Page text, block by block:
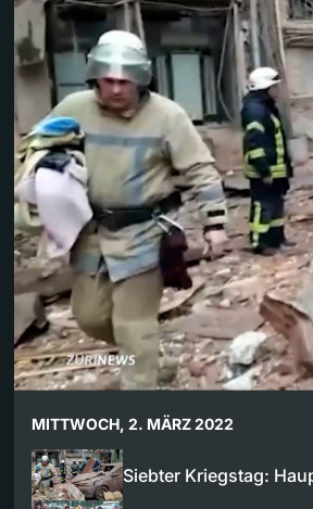
MITTWOCH, 2. MÄRZ 2022
Siebter Kriegstag: